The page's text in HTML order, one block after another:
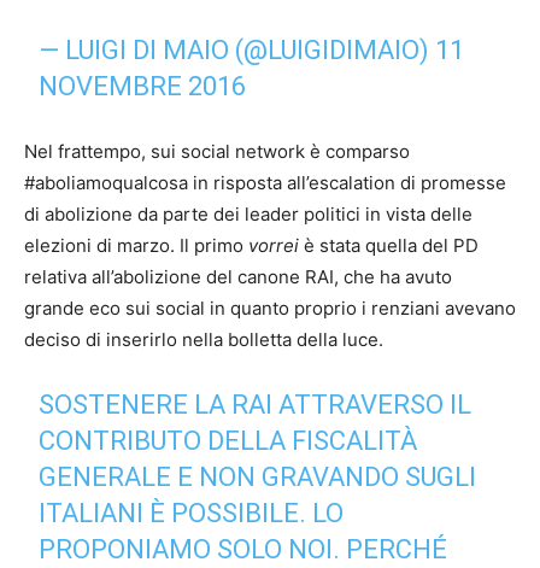
— LUIGI DI MAIO (@LUIGIDIMAIO) 11
NOVEMBRE 2016
Nel frattempo, sui social network è comparso
#aboliamoqualcosa in risposta all’escalation di promesse
di abolizione da parte dei leader politici in vista delle
elezioni di marzo. Il primo vorrei è stata quella del PD
relativa all’abolizione del canone RAI, che ha avuto
grande eco sui social in quanto proprio i renziani avevano
deciso di inserirlo nella bolletta della luce.
SOSTENERE LA RAI ATTRAVERSO IL
CONTRIBUTO DELLA FISCALITÀ
GENERALE E NON GRAVANDO SUGLI
ITALIANI È POSSIBILE. LO
PROPONIAMO SOLO NOI. PERCHÉ